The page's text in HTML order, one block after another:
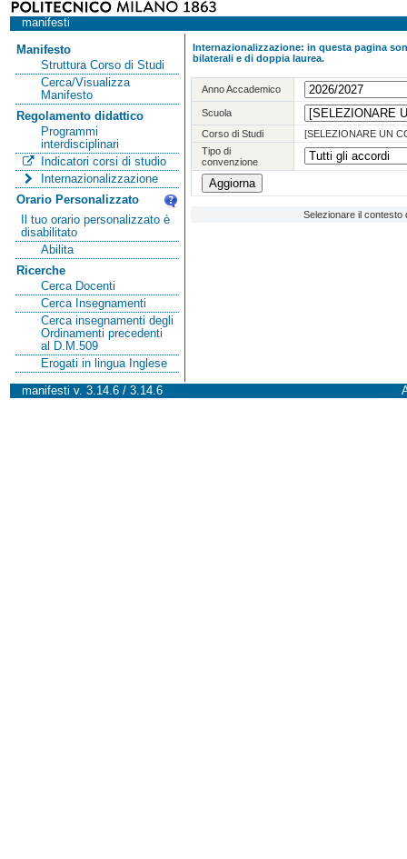
manifesti
Manifesto
Struttura Corso di Studi
Cerca/Visualizza
Manifesto
Regolamento didattico
Programmi
interdisciplinari
Indicatori corsi di studio
Internazionalizzazione
Orario Personalizzato
Il tuo orario personalizzato è
disabilitato
Abilita
Ricerche
Cerca Docenti
Cerca Insegnamenti
Cerca insegnamenti degli
Ordinamenti precedenti
al D.M.509
Erogati in lingua Inglese
Internazionalizzazione: in questa pagina
bilaterali e di doppia laurea.
Anno Accademico
Scuola
Corso di Studi
[SELEZIONARE UN
Tipo di
convenzione
Selezionare il
manifesti v. 3.14.6 / 3.14.6